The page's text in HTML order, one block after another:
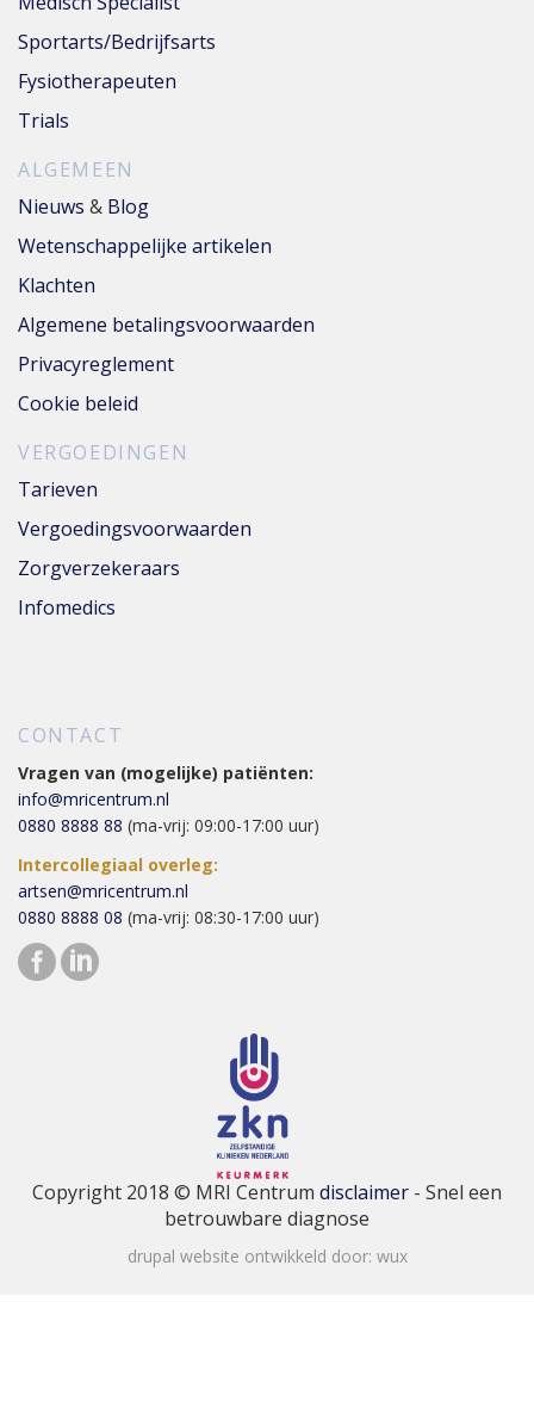
Sportarts/Bedrijfsarts
Fysiotherapeuten
Trials
ALGEMEEN
Nieuws & Blog
Wetenschappelijke artikelen
Klachten
Algemene betalingsvoorwaarden
Privacyreglement
Cookie beleid
VERGOEDINGEN
Tarieven
Vergoedingsvoorwaarden
Zorgverzekeraars
Infomedics
CONTACT
Vragen van (mogelijke) patiënten:
info@mricentrum.nl
0880 8888 88 (ma-vrij: 09:00-17:00 uur)
Intercollegiaal overleg:
artsen@mricentrum.nl
0880 8888 08 (ma-vrij: 08:30-17:00 uur)
Copyright 2018 © MRI Centrum disclaimer - Snel een
betrouwbare diagnose
drupal website ontwikkeld door: wux